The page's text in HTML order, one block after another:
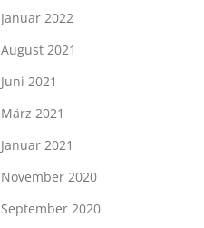
Januar 2022
August 2021
Juni 2021
März 2021
Januar 2021
November 2020
September 2020